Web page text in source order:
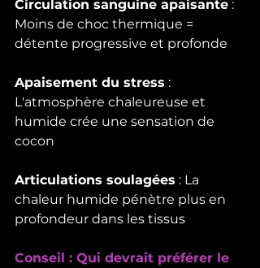
Circulation sanguine apaisante :
Moins de choc thermique =
détente progressive et profonde
Apaisement du stress :
L'atmosphère chaleureuse et
humide crée une sensation de
cocon
Articulations soulagées : La
chaleur humide pénètre plus en
profondeur dans les tissus
Conseil : Qui devrait préférer le